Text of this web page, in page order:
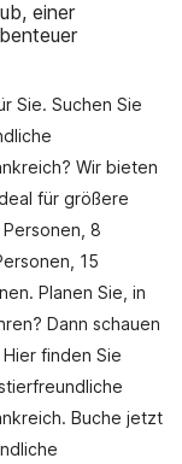
einer
Sie. Suchen Sie
Wir bieten
für größere
8
15
Planen Sie, in
Dann schauen
finden Sie
Buche jetzt